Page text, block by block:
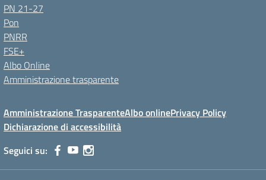
PN 21-27
Pon
PNRR
FSE+
Albo Online
Amministrazione trasparente
Amministrazione TrasparenteAlbo onlinePrivacy Policy
Dichiarazione di accessibilità
Seguici su: